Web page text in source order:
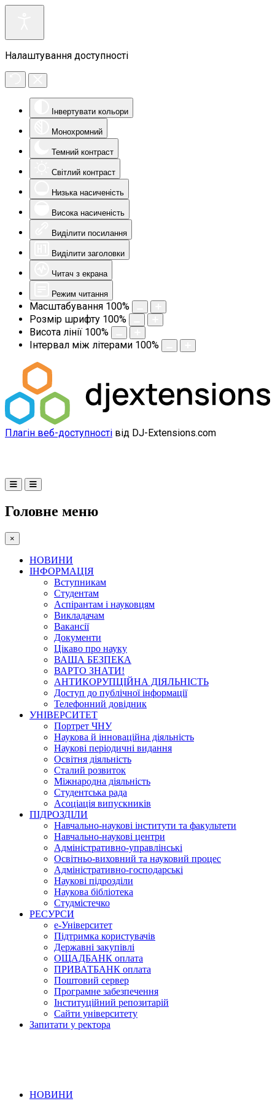
Налаштування доступності
Інвертувати кольори
Монохромний
Темний контраст
Світлий контраст
Низька насиченість
Висока насиченість
Виділити посилання
Виділити заголовки
Читач з екрана
Режим читання
Масштабування 100%
Розмір шрифту 100%
Висота лінії 100%
Інтервал між літерами 100%
Плагін веб-доступності від DJ-Extensions.com
Головне меню
×
НОВИНИ
ІНФОРМАЦІЯ
Вступникам
Студентам
Аспірантам і науковцям
Викладачам
Вакансії
Документи
Цікаво про науку
ВАША БЕЗПЕКА
ВАРТО ЗНАТИ!
АНТИКОРУПЦІЙНА ДІЯЛЬНІСТЬ
Доступ до публічної інформації
Телефонний довідник
УНІВЕРСИТЕТ
Портрет ЧНУ
Наукова й інноваційна діяльність
Наукові періодичні видання
Освітня діяльність
Сталий розвиток
Міжнародна діяльність
Студентська рада
Асоціація випускників
ПІДРОЗДІЛИ
Навчально-наукові інститути та факультети
Навчально-наукові центри
Адміністративно-управлінські
Освітньо-виховний та науковий процес
Адміністративно-господарські
Наукові підрозділи
Наукова бібліотека
Студмістечко
РЕСУРСИ
е-Університет
Підтримка користувачів
Державні закупівлі
ОЩАДБАНК оплата
ПРИВАТБАНК оплата
Поштовий сервер
Програмне забезпечення
Інституційний репозитарій
Сайти університету
Запитати у ректора
НОВИНИ